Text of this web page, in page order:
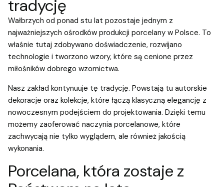
tradycję
Wałbrzych od ponad stu lat pozostaje jednym z
najważniejszych ośrodków produkcji porcelany w Polsce. To
właśnie tutaj zdobywano doświadczenie, rozwijano
technologie i tworzono wzory, które są cenione przez
miłośników dobrego wzornictwa.
Nasz zakład kontynuuje tę tradycję. Powstają tu autorskie
dekoracje oraz kolekcje, które łączą klasyczną elegancję z
nowoczesnym podejściem do projektowania. Dzięki temu
możemy zaoferować naczynia porcelanowe, które
zachwycają nie tylko wyglądem, ale również jakością
wykonania.
Porcelana, która zostaje z